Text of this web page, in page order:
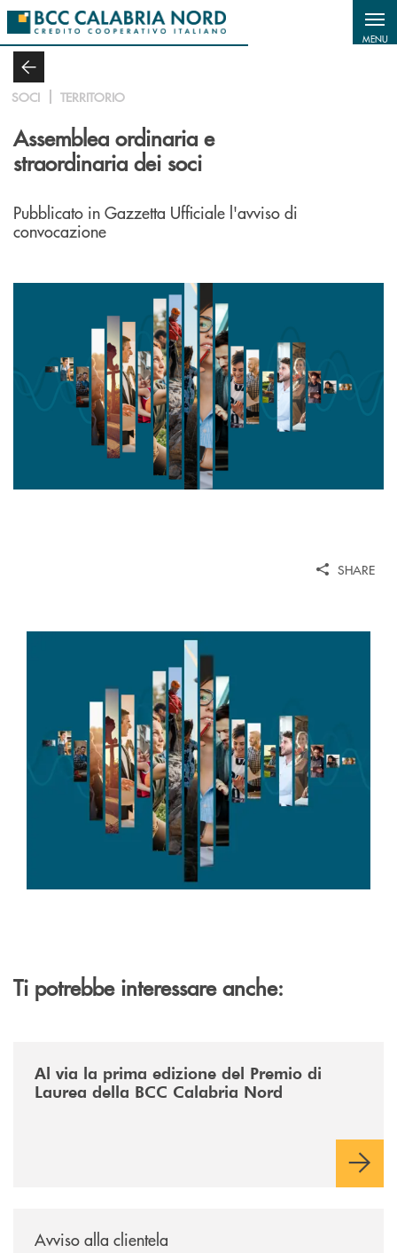
Salta al contenuto principale
MENU
SOCI TERRITORIO
Assemblea ordinaria e
straordinaria dei soci
Pubblicato in Gazzetta Ufficiale l'avviso di
convocazione
SHARE
Ti potrebbe interessare anche:
Al via la prima edizione del Premio di
Laurea della BCC Calabria Nord
Avviso alla clientela